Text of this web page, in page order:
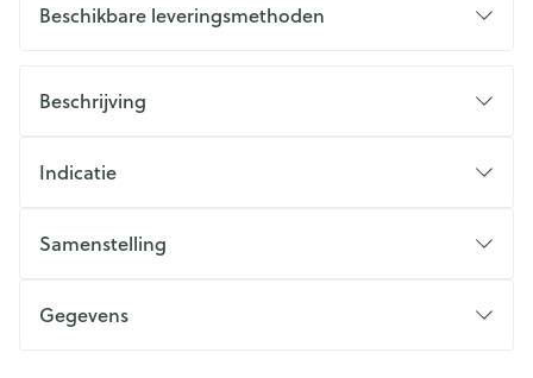
Beschikbare leveringsmethoden
Beschrijving
Indicatie
Samenstelling
Gegevens